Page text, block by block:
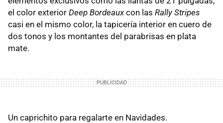
el color exterior Deep Bordeauxcon las Rally Stripes
casi en el mismo color, la tapicería interior en cuero de
dos tonos y los montantes del parabrisas en plata
mate.
Un caprichito para regalarte en Navidades.